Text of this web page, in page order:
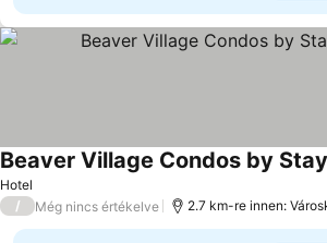
Hotel
Beaver Village Condos by
/ Még nincs értékelve 2.7 km-re innen: